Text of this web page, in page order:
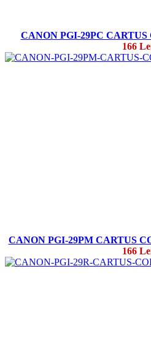
CANON PGI-29PC
166
CANON PGI-29PM CARTUS
166